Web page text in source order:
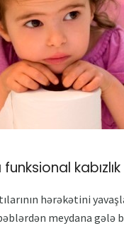
kabızlık
hərəkətini
meydana gələ